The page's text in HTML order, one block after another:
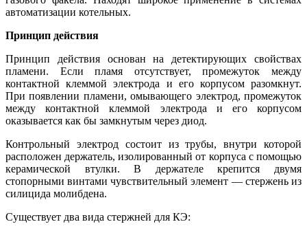
автоматизации котельных.
Принцип действия
Принцип действия основан на детектирующих свойствах
пламени. Если пламя отсутствует, промежуток между
контактной клеммой электрода и его корпусом разомкнут.
При появлении пламени, омывающего электрод, промежуток
между контактной клеммой электрода и его корпусом
оказывается как бы замкнутым через диод.
Контрольный электрод состоит из трубы, внутри которой
расположен держатель, изолированный от корпуса с помощью
керамической втулки. В держателе крепится двумя
стопорными винтами чувствительный элемент — стержень из
силицида молибдена.
Существует два вида стержней для КЭ: